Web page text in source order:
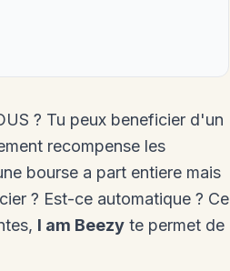
? Tu peux beneficier d'un
recompense les
bourse a part entiere mais
? Est-ce automatique ? Ce
I am Beezy te permet de